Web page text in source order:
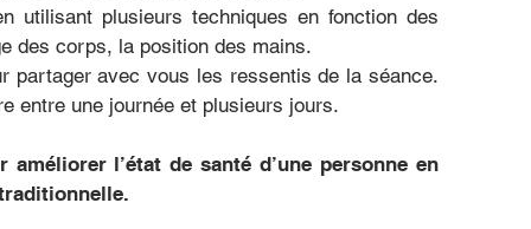
utilisant plusieurs techniques en fonction des
des corps, la position des mains.
partager avec vous les ressentis de la séance.
entre une journée et plusieurs jours.
l’état de santé d’une personne en